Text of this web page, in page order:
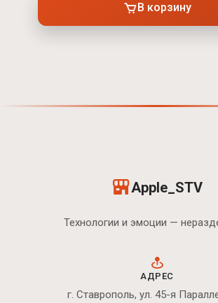
В корзину
Apple_STV
Технологии и эмоции —
АДРЕС
г. Ставрополь, ул. 45-я